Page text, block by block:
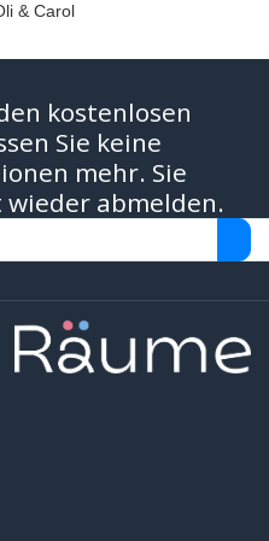
& Carol
kostenlosen
Sie keine
mehr. Sie
abmelden.